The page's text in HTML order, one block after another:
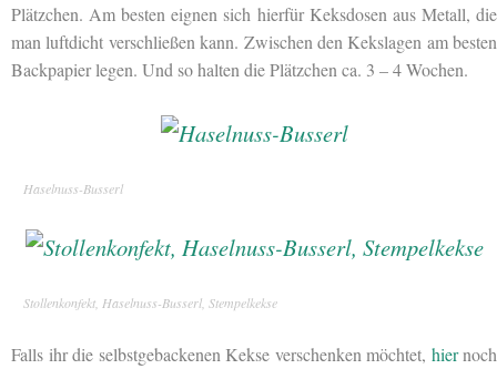
Plätzchen. Am besten eignen sich hierfür Keksdosen aus Metall, die
man luftdicht verschließen kann. Zwischen den Kekslagen am besten
Backpapier legen. Und so halten die Plätzchen ca. 3 – 4 Wochen.
Haselnuss-Busserl
Stollenkonfekt, Haselnuss-Busserl, Stempelkekse
Falls ihr die selbstgebackenen Kekse verschenken möchtet, hiernoch